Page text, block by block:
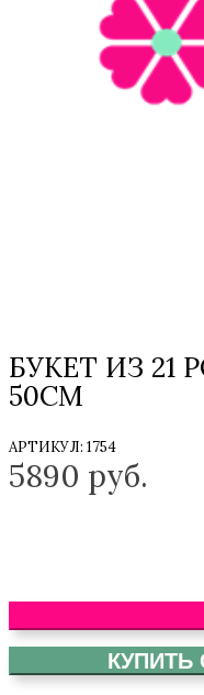
БУКЕТ ИЗ 21
50СМ
АРТИКУЛ: 1754
5890 руб.